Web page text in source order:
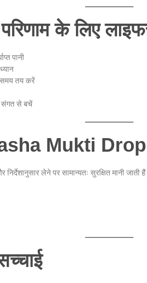
के लिए
पानी
तय करें
से बचें
Mukti Drop
लेने पर सामान्यतः सुरक्षित मानी जाती